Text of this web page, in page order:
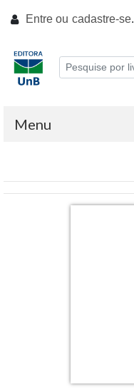
Entre ou cadastre-se.
Menu